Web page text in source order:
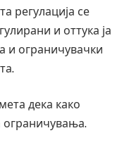
регулација се
и оттука ја
и ограничувачки
дека како
ограничувања.